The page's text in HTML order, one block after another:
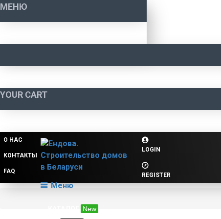
МЕНЮ
YOUR CART
О НАС
КОНТАКТЫ
FAQ
Меню
New
LOGIN
REGISTER